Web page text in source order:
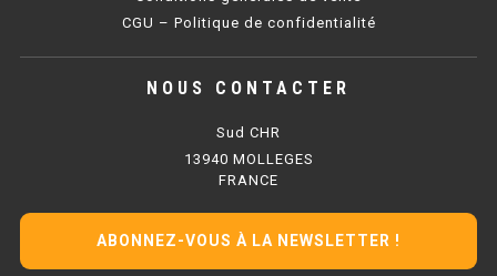
SALADETTE 800 VITRÉE
CGU – Politique de confidentialité
NOUS CONTACTER
Sud CHR
13940 MOLLEGES
FRANCE
ABONNEZ-VOUS À LA NEWSLETTER !